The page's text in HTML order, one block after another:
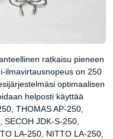
ratkaisu pieneen
ilmavirtausnopeus on 250
optimaalisen
helposti käyttää
THOMAS AP-250,
JDK-S-250,
LA-250, NITTO LA-250,